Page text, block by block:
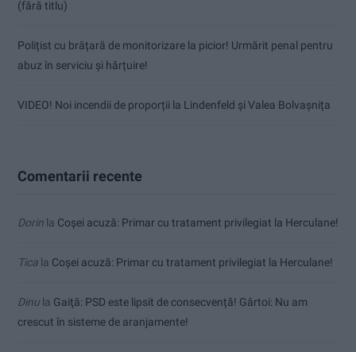
(fără titlu)
Polițist cu brățară de monitorizare la picior! Urmărit penal pentru
abuz în serviciu și hărțuire!
VIDEO! Noi incendii de proporții la Lindenfeld și Valea Bolvașnița
Comentarii recente
Dorin la Coșei acuză: Primar cu tratament privilegiat la Herculane!
Tica la Coșei acuză: Primar cu tratament privilegiat la Herculane!
Dinu la Gaiţă: PSD este lipsit de consecvență! Gârtoi: Nu am
crescut în sisteme de aranjamente!